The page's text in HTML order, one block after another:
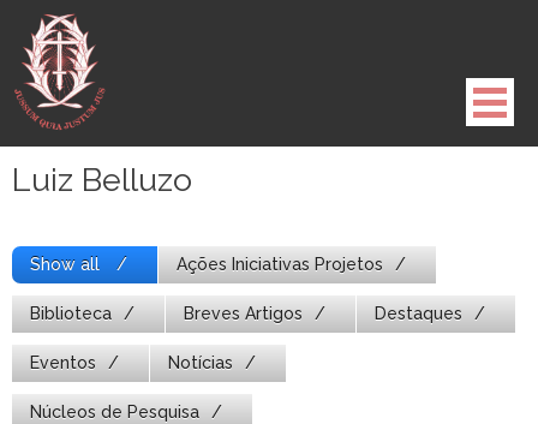
para
conteúdo
Luiz Belluzo
Show all Ações Iniciativas Projetos
Biblioteca Breves Artigos Destaques
Eventos Notícias
Núcleos de Pesquisa